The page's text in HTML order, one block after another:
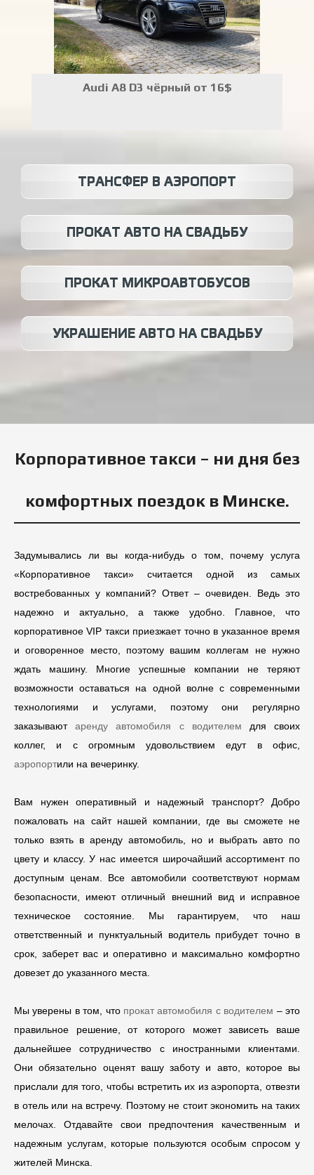
Audi A8 D3 чёрный от 16$
ТРАНСФЕР В АЭРОПОРТ
ПРОКАТ АВТО НА СВАДЬБУ
ПРОКАТ МИКРОАВТОБУСОВ
УКРАШЕНИЕ АВТО НА СВАДЬБУ
Корпоративное такси – ни дня без
комфортных поездок в Минске.
Задумывались ли вы когда-нибудь о том, почему услуга
«Корпоративное такси» считается одной из самых
востребованных у компаний? Ответ – очевиден. Ведь это
надежно и актуально, а также удобно. Главное, что
корпоративное VIP такси приезжает точно в указанное время
и оговоренное место, поэтому вашим коллегам не нужно
ждать машину. Многие успешные компании не теряют
возможности оставаться на одной волне с современными
технологиями и услугами, поэтому они регулярно
заказываютаренду автомобиля с водителем для своих
коллег, и с огромным удовольствием едут в офис,
аэропортили на вечеринку.
Вам нужен оперативный и надежный транспорт? Добро
пожаловать на сайт нашей компании, где вы сможете не
только взять в аренду автомобиль, но и выбрать авто по
цвету и классу. У нас имеется широчайший ассортимент по
доступным ценам. Все автомобили соответствуют нормам
безопасности, имеют отличный внешний вид и исправное
техническое состояние. Мы гарантируем, что наш
ответственный и пунктуальный водитель прибудет точно в
срок, заберет вас и оперативно и максимально комфортно
довезет до указанного места.
Мы уверены в том, что прокат автомобиля с водителем – это
правильное решение, от которого может зависеть ваше
дальнейшее сотрудничество с иностранными клиентами.
Они обязательно оценят вашу заботу и авто, которое вы
прислали для того, чтобы встретить их из аэропорта, отвезти
в отель или на встречу. Поэтому не стоит экономить на таких
мелочах. Отдавайте свои предпочтения качественным и
надежным услугам, которые пользуются особым спросом у
жителей Минска.